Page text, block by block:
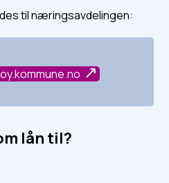
til næringsavdelingen:
lån til?